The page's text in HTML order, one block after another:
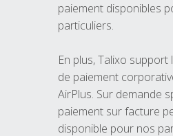
paiement disponibles
particuliers.
En plus, Talixo
de paiement
AirPlus. Sur demande
paiement sur facture
disponible pour nos